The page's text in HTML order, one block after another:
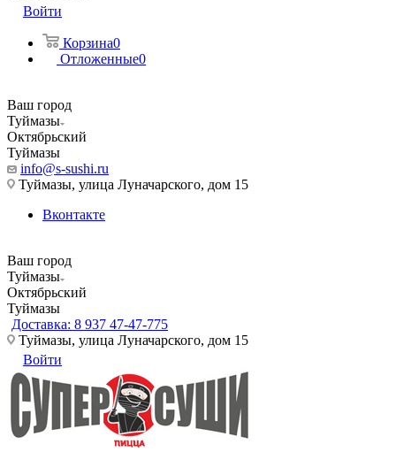
Войти
Корзина0
Отложенные0
Ваш город
Туймазы
Октябрьский
Туймазы
info@s-sushi.ru
Туймазы, улица Луначарского, дом 15
Вконтакте
Ваш город
Туймазы
Октябрьский
Туймазы
Доставка: 8 937 47-47-775
Туймазы, улица Луначарского, дом 15
Войти